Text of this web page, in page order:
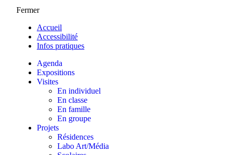
Fermer
Accueil
Accessibilité
Infos pratiques
Agenda
Expositions
Visites
En individuel
En classe
En famille
En groupe
Projets
Résidences
Labo Art/Média